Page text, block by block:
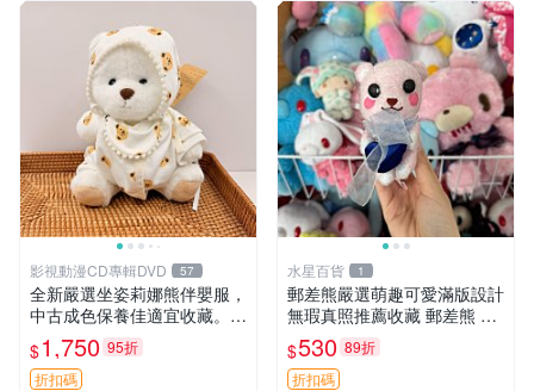
影視動漫CD專輯DVD 57
全新嚴選坐姿莉娜熊伴嬰服，
中古成色保養佳適宜收藏。無
盒子但品質完好，快速出貨。
建議入手！ 中古 玩偶 滬漫
$1,750 95折
折扣碼
水星百貨 1
郵差熊嚴選萌趣可愛滿版設計
無瑕真照推薦收藏 郵差熊 熊
抱枕 紅薯啵啵間
$530 89折
折扣碼